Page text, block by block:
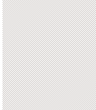
福井市 交通事故によ
る負傷の初期対応
2018-01-